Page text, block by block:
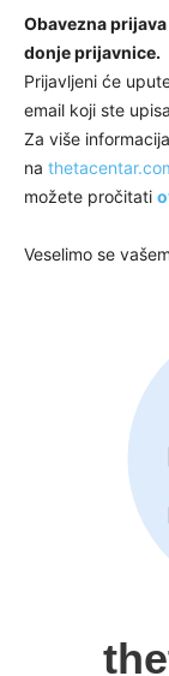
Obavezna
donje prijavnice.
Prijavljeni će
email koji ste
Za više
na
možete pročitati
Veselimo se